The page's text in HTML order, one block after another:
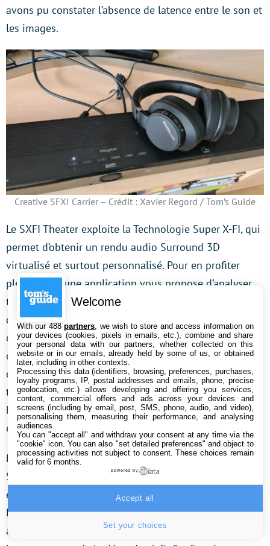
avons pu constater l’absence de latence entre le son et
les images.
Creative SFXI Carrier – Crédit : Xavier Regord / Tom’s Guide
Le SXFI Theater exploite la Technologie Super X-FI, qui
permet d’obtenir un rendu audio Surround 3D
virtualisé et surtout personnalisé. Pour en profiter
pleinement, une application vous propose d’analyser
trois photos de votre visage et de vos oreilles, afin
d’affiner les réglages dans les moindres détails. Et si
cette démarche peut laisser dubitatif, force est de
constater que le résultat s’avère des plus convaincants
en pratique lorsqu’il s’agit de regarder des films. Cette
technologie peut être mise à profit également pour
bénéficier d’une ambiance sonore d’excellente qualité
en jouant.
Bon point, malgré son poids assez élevé, le casque
SXFI offre un bon confort d’utilisation. Ses oreillettes
en cuir souple sont entourées d’une bande de led, dont
la couleur est configurable par l’intermédiaire associée
au casque. D’autre part, son micro est amovible (un
Welcome
With our 488partners , we wish to store and access information on
your devices (cookies, pixels in emails, etc.), combine and share
your personal data with our partners, whether collected on this
website or in our emails, already held by some of us, or obtained
later, including in other contexts.
Processing this data (identifiers, browsing, preferences, purchases,
loyalty programs, IP, postal addresses and emails, phone, precise
geolocation, etc.) allows developing and offering you services,
content, commercial offers and ads across your devices and
screens (including by email, post, SMS, phone, audio, and video),
personalising them, measuring their performance, and analysing
audiences.
You can "accept all" and withdraw your consent at any time via the
"cookie" icon. You can also "set detailed preferences" and object to
processing activities not subject to consent. These choices remain
valid for 6 months.
powered by
Set your choices
Accept all